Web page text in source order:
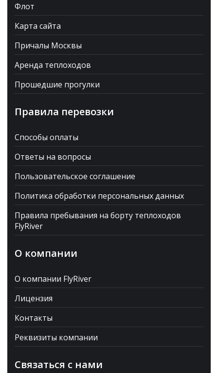
Флот
Карта сайта
Причалы Москвы
Аренда теплоходов
Прошедшие прогулки
Правила перевозки
Способы оплаты
Ответы на вопросы
Пользовательское соглашение
Политика обработки персональных данных
Правила пребывания на борту теплоходов
FlyRiver
О компании
О компании FlyRiver
Лицензия
Контакты
Реквизиты компании
Связаться с нами